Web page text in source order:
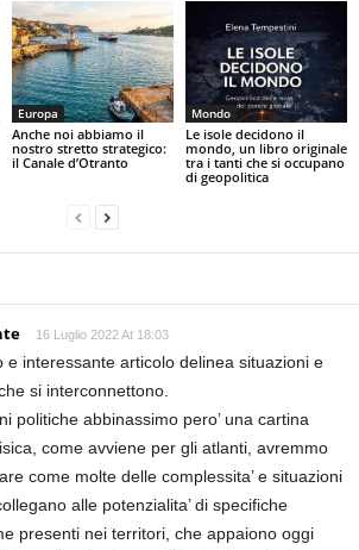
Europa
Anche noi abbiamo il
nostro stretto strategico:
il Canale d’Otranto
Mondo
Le isole decidono il
mondo, un libro originale
tra i tanti che si occupano
di geopolitica
16 Luglio 2022 At 18:03
e interessante articolo delinea situazioni e
si interconnettono.
politiche abbinassimo pero’ una cartina
come avviene per gli atlanti, avremmo
come molte delle complessita’ e situazioni
alle potenzialita’ di specifiche
presenti nei territori, che appaiono oggi